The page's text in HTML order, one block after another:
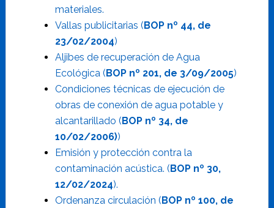
materiales.
Vallas publicitarias (BOP nº 44, de
23/02/2004)
Aljibes de recuperación de Agua
Ecológica (BOP nº 201, de 3/09/2005)
Condiciones técnicas de ejecución de
obras de conexión de agua potable y
alcantarillado (BOP nº 34, de
10/02/2006))
Emisión y protección contra la
contaminación acústica. (BOP nº 30,
12/02/2024).
Ordenanza circulación (BOP nº 100, de